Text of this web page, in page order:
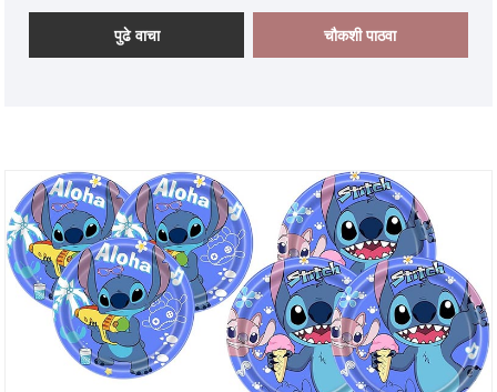
फॉइल बलून, पार्टी लेटेक्स बलून आणि डिस्पोजेबल टेबलवेअर देखील
बनवते. या पार्टी आयटमचे अनेक प्रकार आहेत. कारखाना ग्राहकांना
पुढे वाचा चौकशी पाठवा